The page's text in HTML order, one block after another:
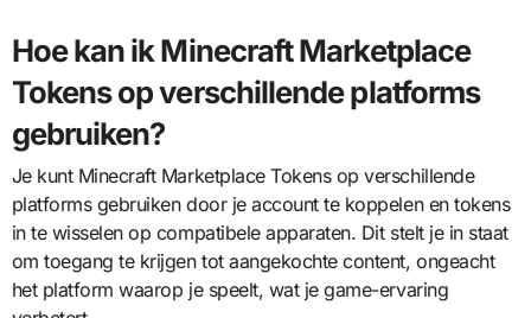
Hoe kan ik Minecraft Marketplace
Tokens op verschillende platforms
gebruiken?
Je kunt Minecraft Marketplace Tokens op verschillende
platforms gebruiken door je account te koppelen en tokens
in te wisselen op compatibele apparaten. Dit stelt je in staat
om toegang te krijgen tot aangekochte content, ongeacht
het platform waarop je speelt, wat je game-ervaring